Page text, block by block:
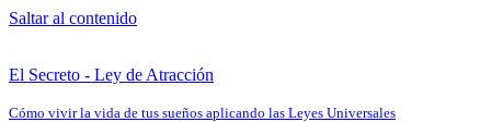
Saltar al contenido
El Secreto - Ley de Atracción
Cómo vivir la vida de tus sueños aplicando las Leyes Universales